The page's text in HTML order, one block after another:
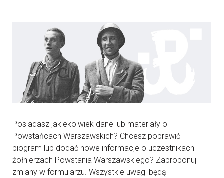
Posiadasz jakiekolwiek dane lub materiały o
Powstańcach Warszawskich? Chcesz poprawić
biogram lub dodać nowe informacje o uczestnikach i
żołnierzach Powstania Warszawskiego? Zaproponuj
zmiany w formularzu. Wszystkie uwagi będą